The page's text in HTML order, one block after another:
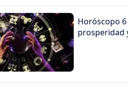
Horóscopo 6
prosperidad